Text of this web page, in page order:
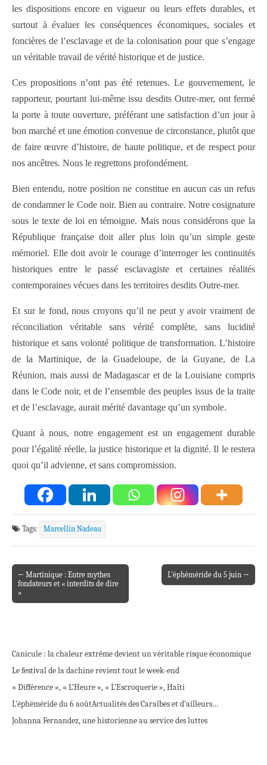
les dispositions encore en vigueur ou leurs effets durables, et
surtout à évaluer les conséquences économiques, sociales et
foncières de l’esclavage et de la colonisation pour que s’engage
un véritable travail de vérité historique et de justice.
Ces propositions n’ont pas été retenues. Le gouvernement, le
rapporteur, pourtant lui-même issu desdits Outre-mer, ont fermé
la porte à toute ouverture, préférant une satisfaction d’un jour à
bon marché et une émotion convenue de circonstance, plutôt que
de faire œuvre d’histoire, de haute politique, et de respect pour
nos ancêtres. Nous le regrettons profondément.
Bien entendu, notre position ne constitue en aucun cas un refus
de condamner le Code noir. Bien au contraire. Notre cosignature
sous le texte de loi en témoigne. Mais nous considérons que la
République française doit aller plus loin qu’un simple geste
mémoriel. Elle doit avoir le courage d’interroger les continuités
historiques entre le passé esclavagiste et certaines réalités
contemporaines vécues dans les territoires desdits Outre-mer.
Et sur le fond, nous croyons qu’il ne peut y avoir vraiment de
réconciliation véritable sans vérité complète, sans lucidité
historique et sans volonté politique de transformation. L’histoire
de la Martinique, de la Guadeloupe, de la Guyane, de La
Réunion, mais aussi de Madagascar et de la Louisiane compris
dans le Code noir, et de l’ensemble des peuples issus de la traite
et de l’esclavage, aurait mérité davantage qu’un symbole.
Quant à nous, notre engagement est un engagement durable
pour l’égalité réelle, la justice historique et la dignité. Il le restera
quoi qu’il advienne, et sans compromission.
Tags: Marcellin Nadeau
Post navigation
← Martinique : Entre mythes
fondateurs et « interdits de dire
»
L’éphéméride du 5 juin →
Canicule : la chaleur extrême devient un véritable risque économique
Le festival de la dachine revient tout le week-end
« Différence », « L’Heure », « L’Escroquerie », Haïti
L’éphéméride du 6 aoûtActualités des Caraïbes et d’ailleurs…
Johanna Fernandez, une historienne au service des luttes